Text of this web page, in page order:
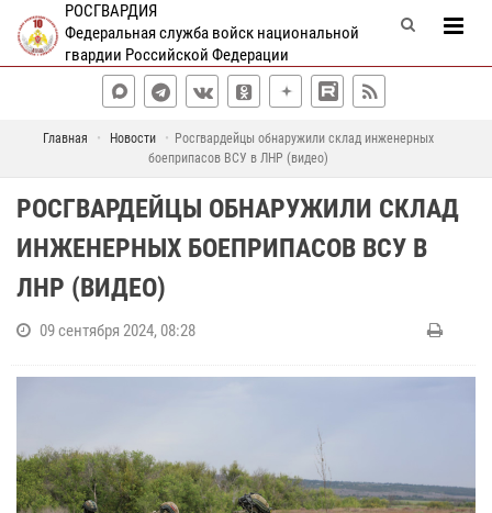
РОСГВАРДИЯ
Федеральная служба войск национальной
гвардии Российской Федерации
Главная Новости
Росгвардейцы обнаружили склад инженерных
боеприпасов ВСУ в ЛНР (видео)
РОСГВАРДЕЙЦЫ ОБНАРУЖИЛИ СКЛАД
ИНЖЕНЕРНЫХ БОЕПРИПАСОВ ВСУ В
ЛНР (ВИДЕО)
09 сентября 2024, 08:28